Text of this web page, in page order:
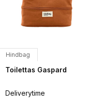
Hindbag
Toilettas Gaspard
Deliverytime